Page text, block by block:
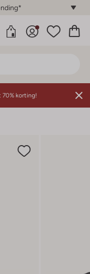
70% korting!